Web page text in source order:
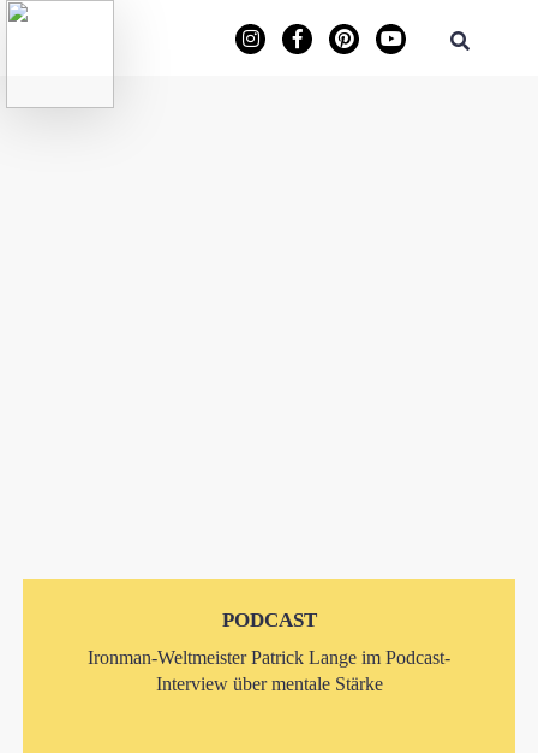
PODCAST
Ironman-Weltmeister Patrick Lange im Podcast-
Interview über mentale Stärke